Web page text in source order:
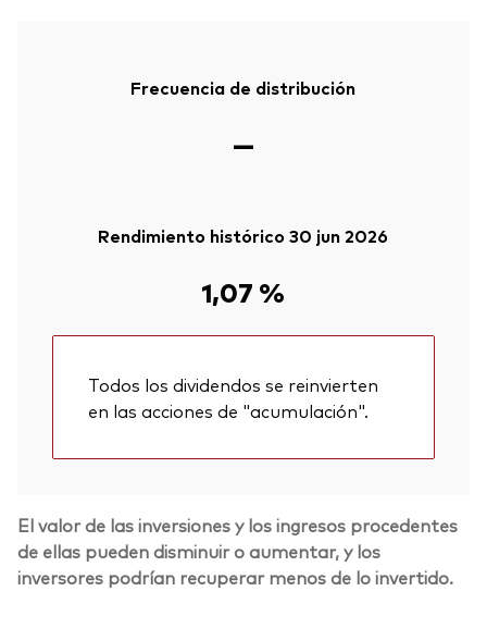
Frecuencia de distribución
—
Rendimiento histórico 30 jun 2026
1,07 %
Todos los dividendos se reinvierten
en las acciones de "acumulación".
El valor de las inversiones y los ingresos procedentes
de ellas pueden disminuir o aumentar, y los
inversores podrían recuperar menos de lo invertido.